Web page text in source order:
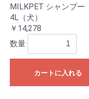
MILKPET シャンプー
4L（犬）
￥14,278
数量
カートに入れる